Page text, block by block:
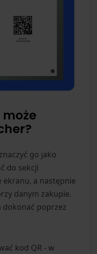
go jako
do sekcji
ekranu, a następnie
danym zakupie.
dokonać poprzez
kod QR - w